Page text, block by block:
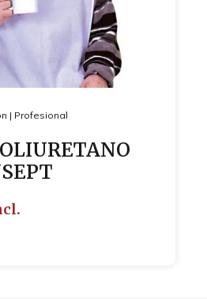
| Profesional